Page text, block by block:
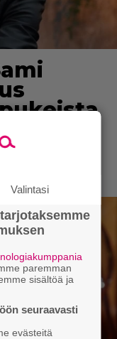
Valintasi
paremman
sisältöä ja
seuraavasti
evästeitä